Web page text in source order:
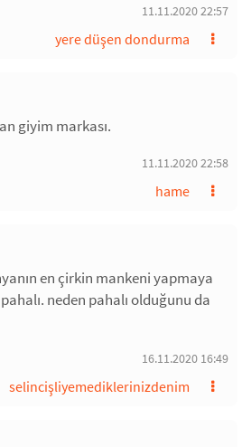
11.11.2020 22:57
yere düşen dondurma
giyim markası.
11.11.2020 22:58
hame
en çirkin mankeni yapmaya
neden pahalı olduğunu da
16.11.2020 16:49
selincişliyemediklerinizdenim